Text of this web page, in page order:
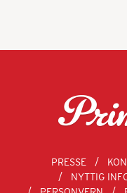
PRESSE
NYTTIG